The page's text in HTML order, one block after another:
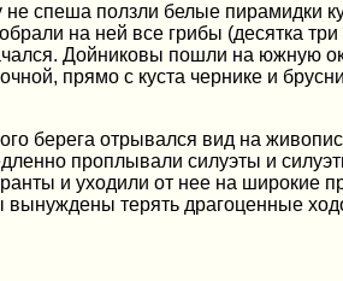
спеша ползли белые пирамидки
на ней все грибы (десятка
Дойниковы пошли на южную
прямо с куста чернике и
берега отрывался вид на
проплывали силуэты и
и уходили от нее на широкие
терять драгоценные